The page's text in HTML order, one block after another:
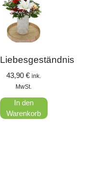
Liebesgeständnis
43,90€ ink.
MwSt.
In den
Warenkorb